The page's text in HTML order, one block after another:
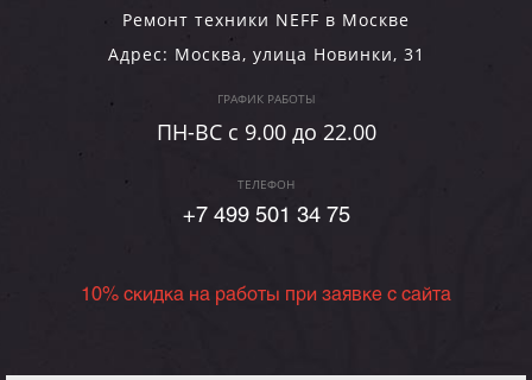
Ремонт техники NEFF в Москве
Адрес: Москва, улица Новинки, 31
ГРАФИК РАБОТЫ
ПН-ВC c 9.00 до 22.00
ТЕЛЕФОН
+7 499 501 34 75
10% скидка на работы при заявке с сайта